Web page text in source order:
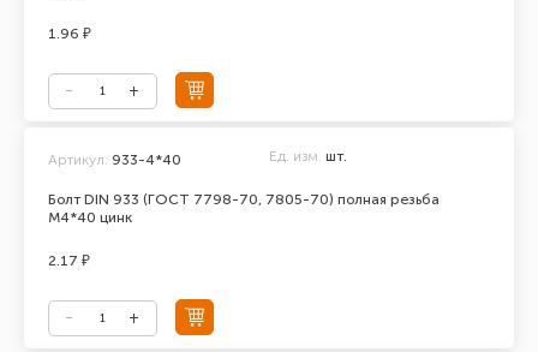
1.96 ₽
Болт DIN 933 (ГОСТ 7798-70, 7805-70) полная резьба
М4*40 цинк
Артикул: 933-4*40 Ед. изм. шт.
2.17 ₽